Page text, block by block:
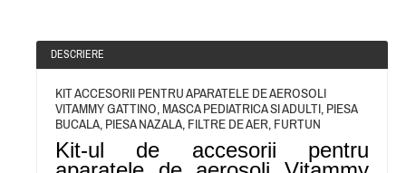
DESCRIERE
KIT ACCESORII PENTRU APARATELE DE AEROSOLI
VITAMMY GATTINO, MASCA PEDIATRICA SI ADULTI, PIESA
BUCALA, PIESA NAZALA, FILTRE DE AER, FURTUN
Kit-ul de accesorii pentru